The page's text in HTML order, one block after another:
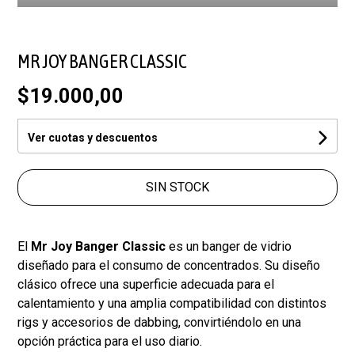
MR JOY BANGER CLASSIC
$19.000,00
Ver cuotas y descuentos
SIN STOCK
El Mr Joy Banger Classic es un banger de vidrio
diseñado para el consumo de concentrados. Su diseño
clásico ofrece una superficie adecuada para el
calentamiento y una amplia compatibilidad con distintos
rigs y accesorios de dabbing, convirtiéndolo en una
opción práctica para el uso diario.